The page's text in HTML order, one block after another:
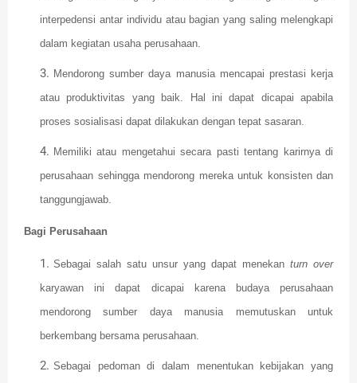
interpedensi antar individu atau bagian yang saling melengkapi
dalam kegiatan usaha perusahaan.
Mendorong sumber daya manusia mencapai prestasi kerja
atau produktivitas yang baik. Hal ini dapat dicapai apabila
proses sosialisasi dapat dilakukan dengan tepat sasaran.
Memiliki atau mengetahui secara pasti tentang karirnya di
perusahaan sehingga mendorong mereka untuk konsisten dan
tanggungjawab.
Bagi Perusahaan
Sebagai salah satu unsur yang dapat menekan turn over
karyawan ini dapat dicapai karena budaya perusahaan
mendorong sumber daya manusia memutuskan untuk
berkembang bersama perusahaan.
Sebagai pedoman di dalam menentukan kebijakan yang